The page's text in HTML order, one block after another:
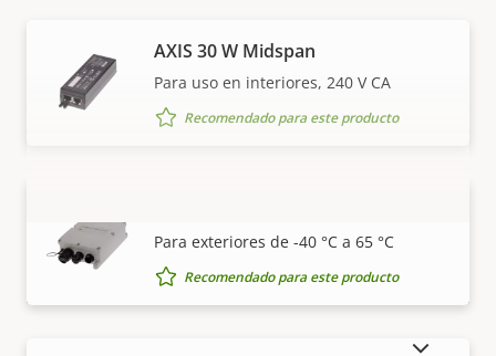
VISUALIZAR MÁS
AXIS 30 W Midspan
Para uso en interiores, 240 V CA
Recomendado para este producto
Para exteriores de -40 °C a 65 °C
Recomendado para este producto